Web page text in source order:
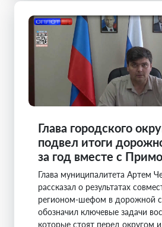
Глава городского
подвел итоги
за год вместе с
Глава муниципалитета Артем
рассказал о результатах
регионом-шефом в дорожной
обозначил ключевые задачи
которые стоят перед округом и